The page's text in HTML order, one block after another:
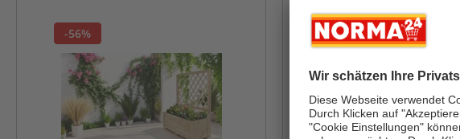
-56%